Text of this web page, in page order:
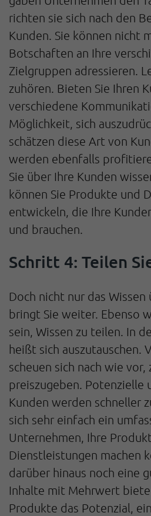
richten sie sich nach den
Kunden. Sie können nicht
Botschaften an Ihre
Zielgruppen adressieren.
zuhören. Bieten Sie Ihren
verschiedene
Möglichkeit, sich
schätzen diese Art von
werden ebenfalls
Sie über Ihre Kunden
können Sie Produkte und
entwickeln, die Ihre
und brauchen.
Schritt 4: Teilen
Doch nicht nur das Wissen
bringt Sie weiter. Ebenso
sein, Wissen zu teilen. In
heißt sich auszutauschen.
scheuen sich nach wie vor,
preiszugeben. Potenzielle
Kunden werden schneller
sich sehr einfach ein
Unternehmen, Ihre
Dienstleistungen machen
darüber hinaus noch eine
Inhalte mit Mehrwert
Produkte das Potenzial,